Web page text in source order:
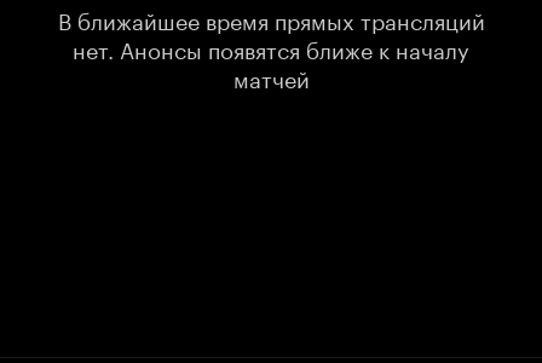
В ближайшее время прямых трансляций
нет. Анонсы появятся ближе к началу
матчей